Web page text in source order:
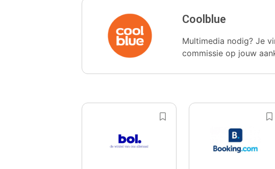
Coolblue
Multimedia nodig? Je
commissie op jouw